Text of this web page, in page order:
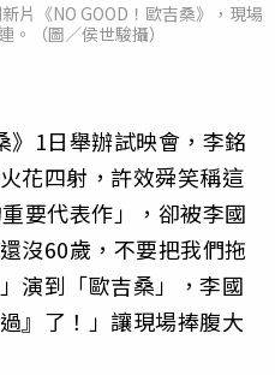
片《NO GOOD！歐吉桑》，現場
。（圖／侯世駿攝）
》1日舉辦試映會，李銘
花四射，許效舜笑稱這
要代表作」，卻被李國
沒60歲，不要把我們拖
演到「歐吉桑」，李國
』了！」讓現場捧腹大